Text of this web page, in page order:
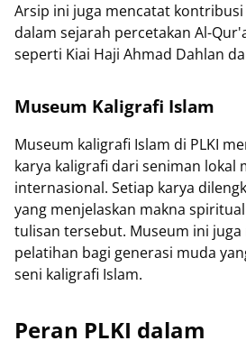
Arsip ini juga mencatat
dalam sejarah percetakan Al-
seperti Kiai Haji Ahmad Dahlan
Museum Kaligrafi Islam
Museum kaligrafi Islam di PLKI
karya kaligrafi dari seniman lokal
internasional. Setiap karya
yang menjelaskan makna
tulisan tersebut. Museum ini
pelatihan bagi generasi muda
seni kaligrafi Islam.
Peran PLKI dalam